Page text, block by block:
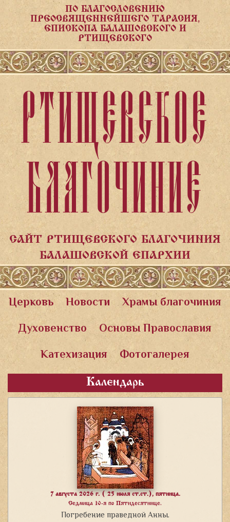
ПО БЛАГОСЛОВЕНИЮ
ПРЕОСВЯЩЕННЕЙШЕГО ТАРАСИЯ,
ЕПИСКОПА БАЛАШОВСКОГО И
РТИЩЕВСКОГО
РТИЩЕВСКОЕ
БЛАГОЧИНИЕ
САЙТ РТИЩЕВСКОГО БЛАГОЧИНИЯ
БАЛАШОВСКОЙ ЕПАРХИИ
Церковь Новости
Храмы благочиния
Духовенство
Основы Православия
Катехизация
Фотогалерея
Календарь
7 августа 2026 г. ( 25 июля ст.ст.), пятница.
Седмица 10-я по Пятидесятнице.
Погребение праведной Анны.